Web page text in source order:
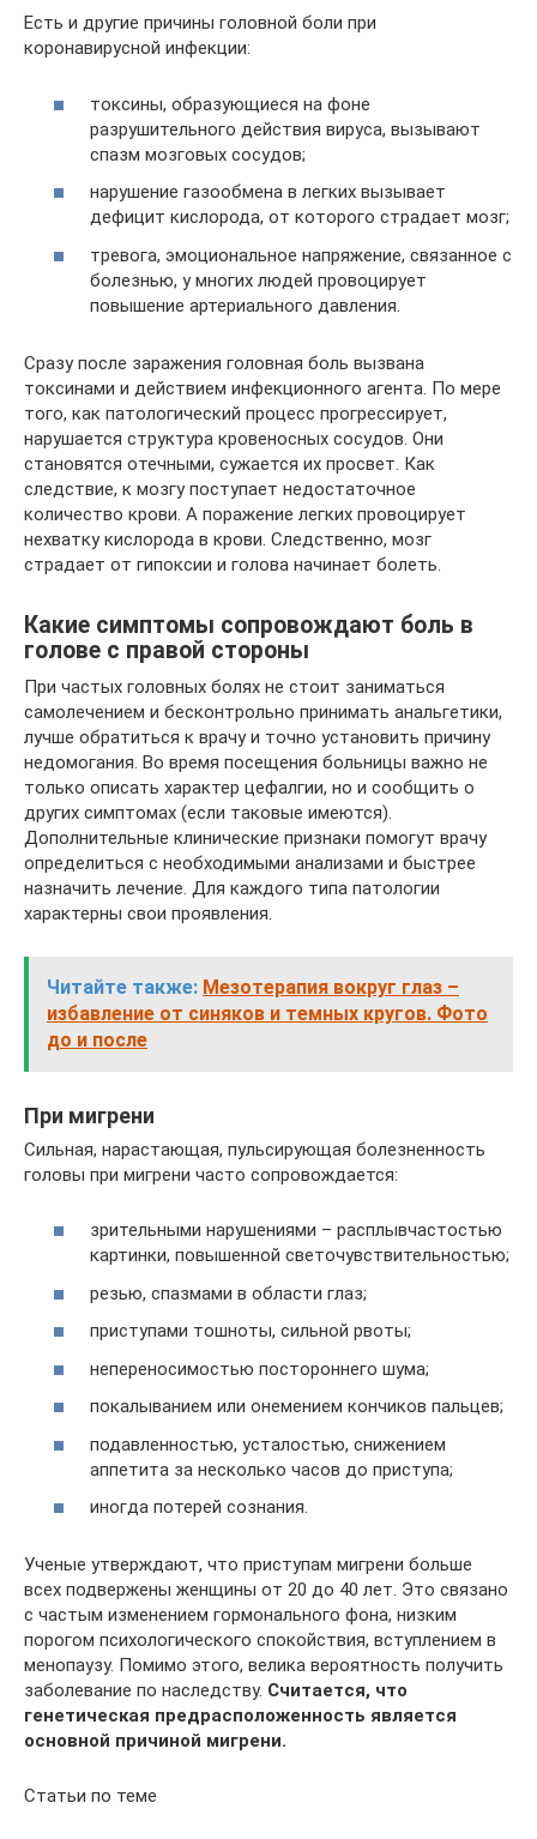
Есть и другие причины головной боли при
коронавирусной инфекции:
токсины, образующиеся на фоне
разрушительного действия вируса, вызывают
спазм мозговых сосудов;
нарушение газообмена в легких вызывает
дефицит кислорода, от которого страдает мозг;
тревога, эмоциональное напряжение, связанное с
болезнью, у многих людей провоцирует
повышение артериального давления.
Сразу после заражения головная боль вызвана
токсинами и действием инфекционного агента. По мере
того, как патологический процесс прогрессирует,
нарушается структура кровеносных сосудов. Они
становятся отечными, сужается их просвет. Как
следствие, к мозгу поступает недостаточное
количество крови. А поражение легких провоцирует
нехватку кислорода в крови. Следственно, мозг
страдает от гипоксии и голова начинает болеть.
Какие симптомы сопровождают боль в
голове с правой стороны
При частых головных болях не стоит заниматься
самолечением и бесконтрольно принимать анальгетики,
лучше обратиться к врачу и точно установить причину
недомогания. Во время посещения больницы важно не
только описать характер цефалгии, но и сообщить о
других симптомах (если таковые имеются).
Дополнительные клинические признаки помогут врачу
определиться с необходимыми анализами и быстрее
назначить лечение. Для каждого типа патологии
характерны свои проявления.
Читайте также: Мезотерапия вокруг глаз –
избавление от синяков и темных кругов. Фото
до и после
При мигрени
Сильная, нарастающая, пульсирующая болезненность
головы при мигрени часто сопровождается:
зрительными нарушениями – расплывчастостью
картинки, повышенной светочувствительностью;
резью, спазмами в области глаз;
приступами тошноты, сильной рвоты;
непереносимостью постороннего шума;
покалыванием или онемением кончиков пальцев;
подавленностью, усталостью, снижением
аппетита за несколько часов до приступа;
иногда потерей сознания.
Ученые утверждают, что приступам мигрени больше
всех подвержены женщины от 20 до 40 лет. Это связано
с частым изменением гормонального фона, низким
порогом психологического спокойствия, вступлением в
менопаузу. Помимо этого, велика вероятность получить
заболевание по наследству. Считается, что
генетическая предрасположенность является
основной причиной мигрени.
Статьи по теме